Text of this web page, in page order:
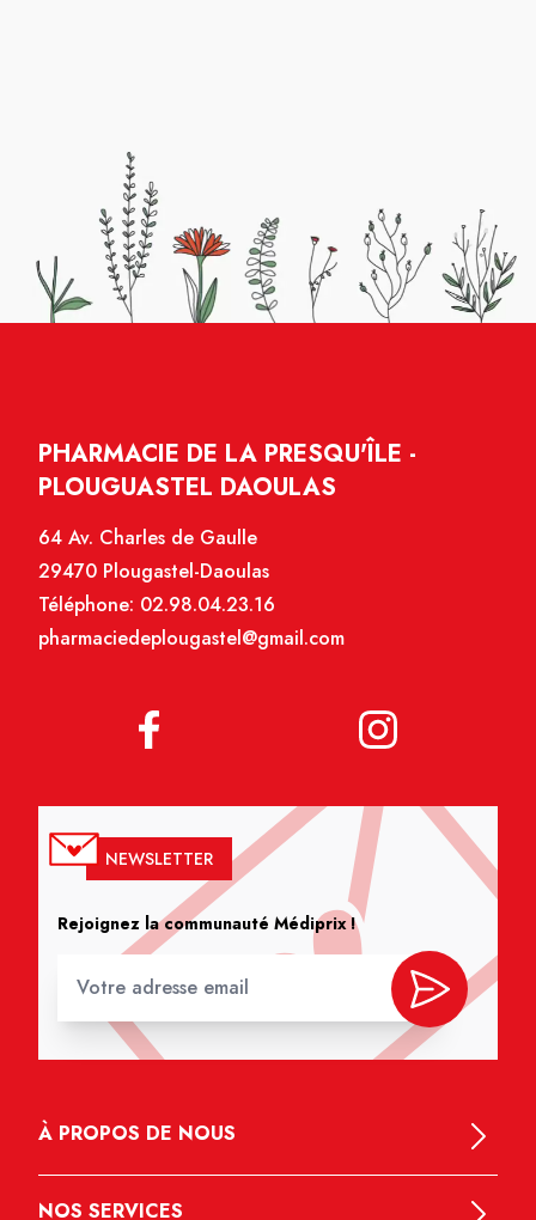
PHARMACIE DE LA PRESQU'ÎLE -
PLOUGUASTEL DAOULAS
64 Av. Charles de Gaulle
29470 Plougastel-Daoulas
Téléphone: 02.98.04.23.16
pharmaciedeplougastel@gmail.com
NEWSLETTER
Rejoignez la communauté Médiprix !
À PROPOS DE NOUS
NOS SERVICES